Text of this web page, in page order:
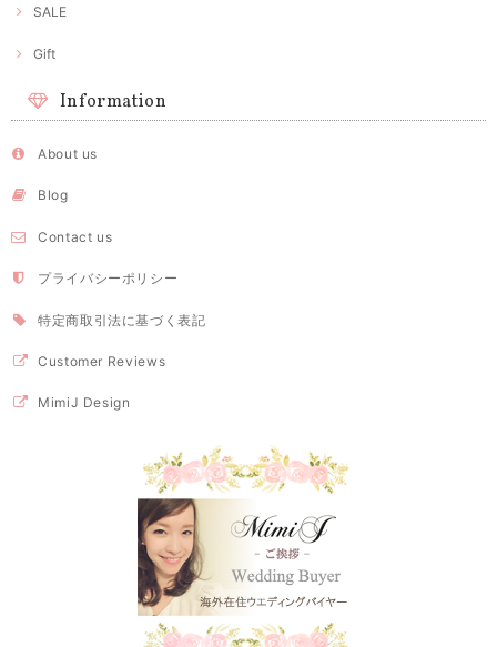
SALE
Gift
Information
About us
Blog
Contact us
プライバシーポリシー
特定商取引法に基づく表記
Customer Reviews
MimiJ Design